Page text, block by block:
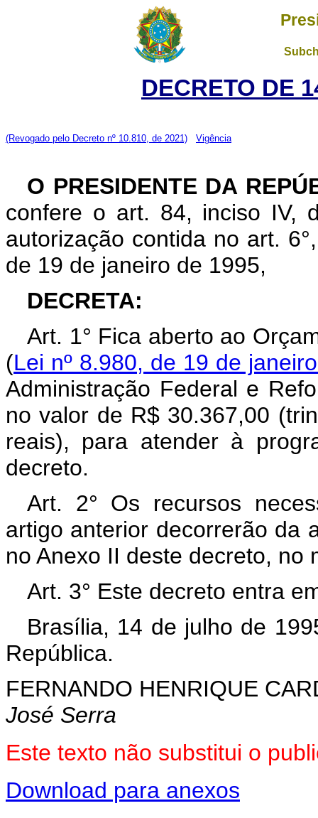
DECRETO DE
(Revogado pelo Decreto nº 10.810, de 2021) Vigência
O PRESIDENTE DA
confere o art. 84, inciso IV,
autorização contida no art.
de 19 de janeiro de 1995,
DECRETA:
Art. 1° Fica aberto ao
(Lei nº 8.980, de 19 de
Administração Federal e
no valor de R$ 30.367,00
reais), para atender à
decreto.
Art. 2° Os recursos
artigo anterior decorrerão da
no Anexo II deste decreto, no
Art. 3° Este decreto entra
Brasília, 14 de julho de
República.
FERNANDO HENRIQUE
José Serra
Este texto não substitui o
Download para anexos